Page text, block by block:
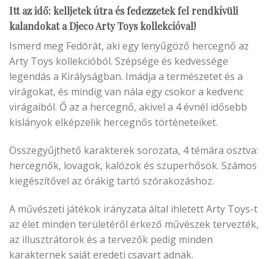
Itt az idő: kelljetek útra és fedezzetek fel rendkívüli
kalandokat a Djeco Arty Toys kollekcióval!
Ismerd meg Fedórát, aki egy lenyűgöző hercegnő az
Arty Toys kollekcióból. Szépsége és kedvessége
legendás a Királyságban. Imádja a természetet és a
virágokat, és mindig van nála egy csokor a kedvenc
virágaiból. Ő az a hercegnő, akivel a 4 évnél idősebb
kislányok elképzelik hercegnős történeteiket.
Összegyűjthető karakterek sorozata, 4 témára osztva:
hercegnők, lovagok, kalózok és szuperhősök. Számos
kiegészítővel az órákig tartó szórakozáshoz.
A művészeti játékok irányzata által ihletett Arty Toys-t
az élet minden területéről érkező művészek tervezték,
az illusztrátorok és a tervezők pedig minden
karakternek saját eredeti csavart adnak.